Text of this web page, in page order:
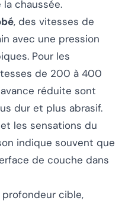
chaussée.
, des vitesses de
avec une pression
Pour les
de 200 à 400
réduite sont
dur et plus abrasif.
les sensations du
indique souvent que
de couche dans
cible,